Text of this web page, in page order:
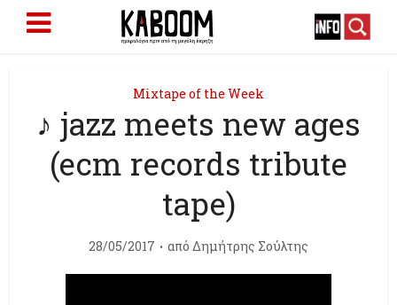
Mixtape of the Week
♪ jazz meets new ages
(ecm records tribute
tape)
28/05/2017 από Δημήτρης Σούλτης